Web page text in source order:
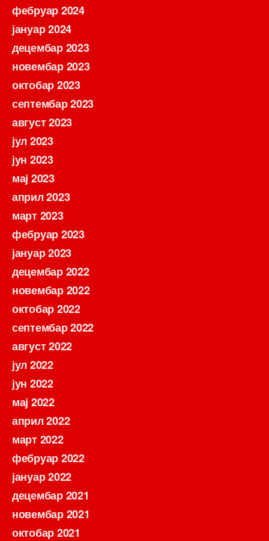
фебруар 2024
јануар 2024
децембар 2023
новембар 2023
октобар 2023
септембар 2023
август 2023
јул 2023
јун 2023
мај 2023
април 2023
март 2023
фебруар 2023
јануар 2023
децембар 2022
новембар 2022
октобар 2022
септембар 2022
август 2022
јул 2022
јун 2022
мај 2022
април 2022
март 2022
фебруар 2022
јануар 2022
децембар 2021
новембар 2021
октобар 2021